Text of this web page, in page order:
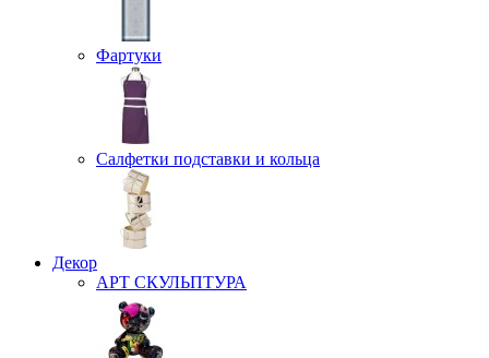
Фартуки
Салфетки подставки и кольца
Декор
АРТ СКУЛЬПТУРА